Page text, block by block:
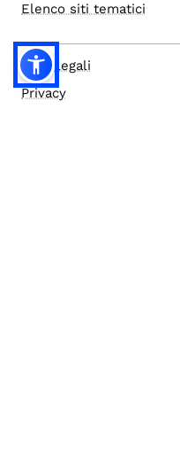
Elenco siti tematici
Note legali
Privacy